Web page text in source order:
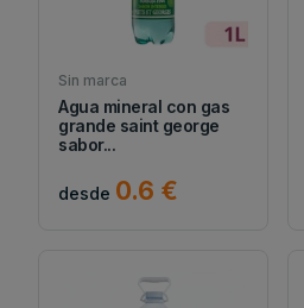
Sin marca
Agua mineral con gas
grande saint george
sabor...
desde 0.6 €